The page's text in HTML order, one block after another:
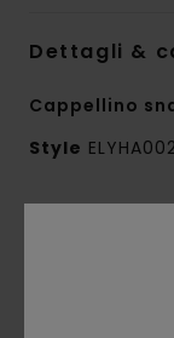
Dettagli &
Cappellino
Style